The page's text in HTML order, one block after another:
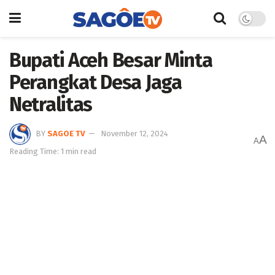
Bupati Aceh Besar Minta
Perangkat Desa Jaga
Netralitas
BY SAGOE TV
November 12, 2024
Reading Time: 1 min read
AA